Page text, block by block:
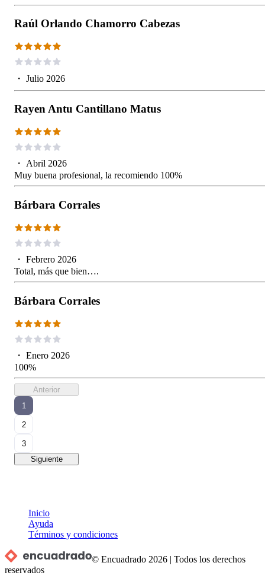
Raúl Orlando Chamorro Cabezas
・ Julio 2026
Rayen Antu Cantillano Matus
・ Abril 2026
Muy buena profesional, la recomiendo 100%
Bárbara Corrales
・ Febrero 2026
Total, más que bien….
Bárbara Corrales
・ Enero 2026
100%
Anterior
1
2
3
Siguiente
Inicio
Ayuda
Términos y condiciones
© Encuadrado 2026 |Todos los derechos
reservados